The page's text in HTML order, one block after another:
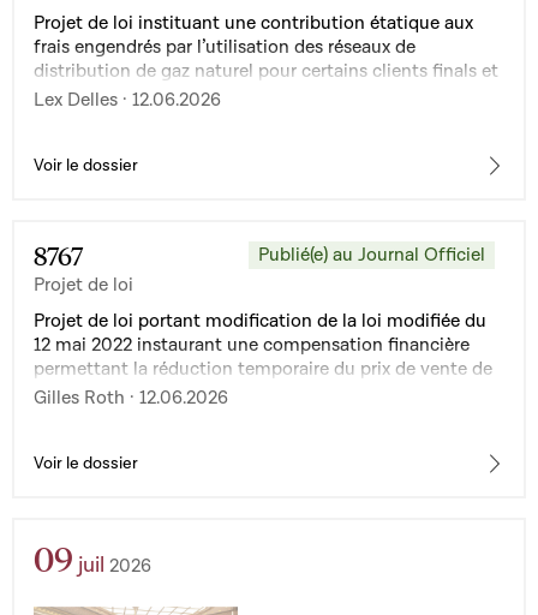
Projet de loi instituant une contribution étatique aux
frais engendrés par l’utilisation des réseaux de
distribution de gaz naturel pour certains clients finals et
abrogeant la loi modifiée du 17 mai 2022 portant prise
Lex Delles · 12.06.2026
Voir le dossier
8767
Projet de loi
Publié(e) au Journal Officiel
Projet de loi portant modification de la loi modifiée du
12 mai 2022 instaurant une compensation financière
permettant la réduction temporaire du prix de vente de
certains produits pétroliers
Gilles Roth · 12.06.2026
Voir le dossier
09 juil 2026